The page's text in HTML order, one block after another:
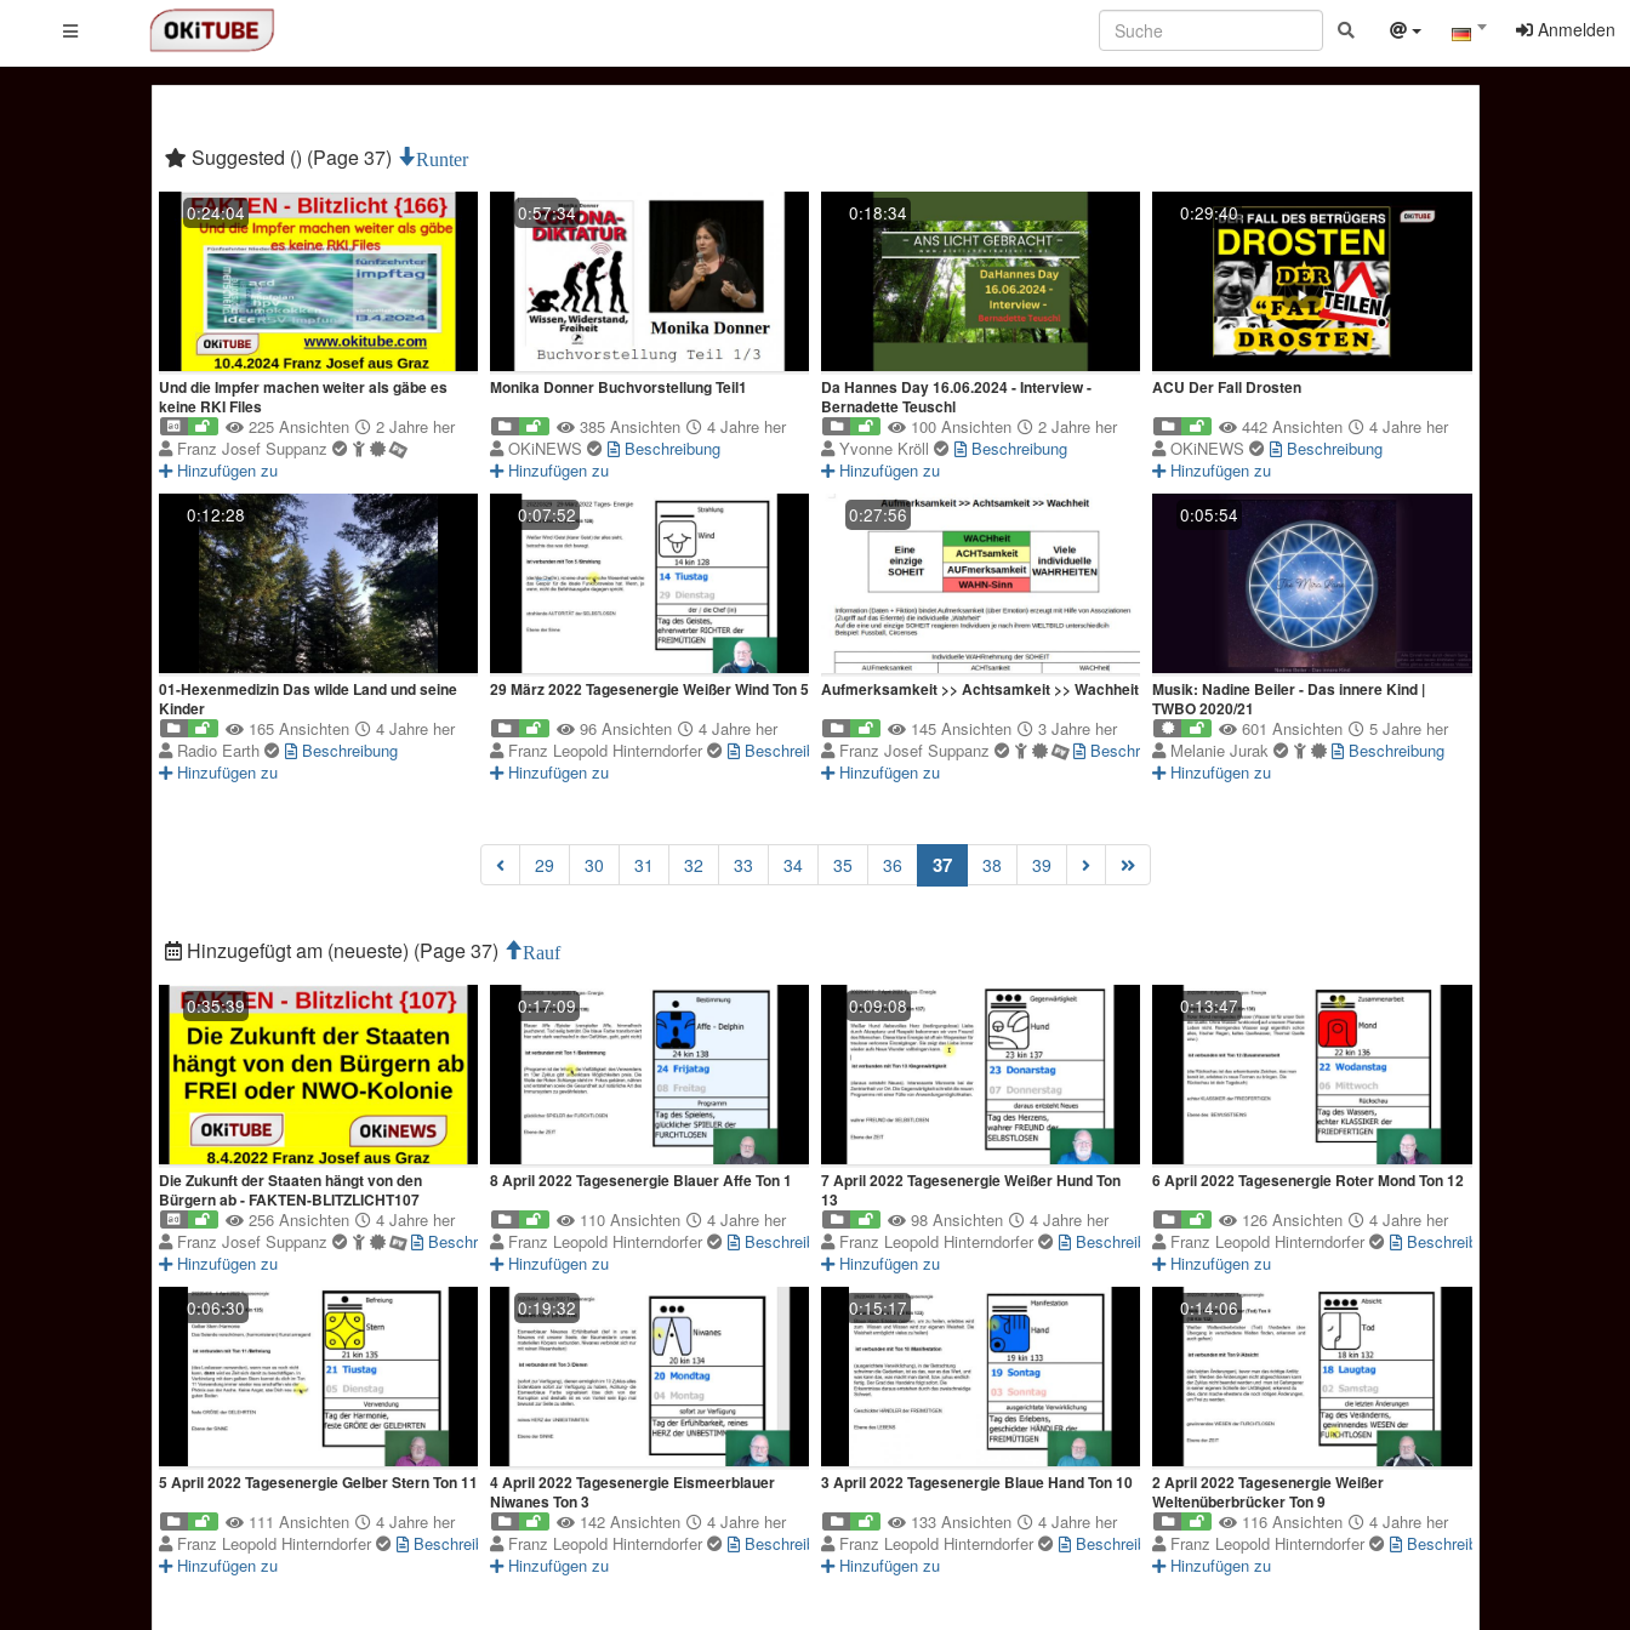
Anmelden
Suggested () (Page 37) Runter
0:24:04
Und die Impfer machen weiter als gäbe es
keine RKI Files
225 Ansichten
2 Jahre her
Franz Josef Suppanz
Hinzufügen zu
0:57:34
Monika Donner Buchvorstellung Teil1
385 Ansichten
4 Jahre her
OKiNEWS
Beschreibung
Hinzufügen zu
0:18:34
Da Hannes Day 16.06.2024 - Interview -
Bernadette Teuschl
100 Ansichten
2 Jahre her
Yvonne Kröll
Beschreibung
Hinzufügen zu
0:29:40
ACU Der Fall Drosten
442 Ansichten
4 Jahre her
OKiNEWS
Beschreibung
Hinzufügen zu
0:12:28
01-Hexenmedizin Das wilde Land und seine
Kinder
165 Ansichten
4 Jahre her
Radio Earth
Beschreibung
Hinzufügen zu
0:07:52
29 März 2022 Tagesenergie Weißer Wind Ton 5
96 Ansichten
4 Jahre her
Franz Leopold Hinterndorfer
Beschreibung
Hinzufügen zu
0:27:56
Aufmerksamkeit >> Achtsamkeit >> Wachheit
145 Ansichten
3 Jahre her
Franz Josef Suppanz
Beschreibung
Hinzufügen zu
0:05:54
Musik: Nadine Beiler - Das innere Kind |
TWBO 2020/21
601 Ansichten
5 Jahre her
Melanie Jurak
Beschreibung
Hinzufügen zu
29 30 31 32 33 34 35 36 37(current)
38 39
Hinzugefügt am (neueste) (Page 37) Rauf
0:35:39
Die Zukunft der Staaten hängt von den
Bürgern ab - FAKTEN-BLITZLICHT107
256 Ansichten
4 Jahre her
Franz Josef Suppanz
Beschreibung
Hinzufügen zu
0:17:09
8 April 2022 Tagesenergie Blauer Affe Ton 1
110 Ansichten
4 Jahre her
Franz Leopold Hinterndorfer
Beschreibung
Hinzufügen zu
0:09:08
7 April 2022 Tagesenergie Weißer Hund Ton
13
98 Ansichten
4 Jahre her
Franz Leopold Hinterndorfer
Beschreibung
Hinzufügen zu
0:13:47
6 April 2022 Tagesenergie Roter Mond Ton 12
126 Ansichten
4 Jahre her
Franz Leopold Hinterndorfer
Beschreibung
Hinzufügen zu
0:06:30
5 April 2022 Tagesenergie Gelber Stern Ton 11
111 Ansichten
4 Jahre her
Franz Leopold Hinterndorfer
Beschreibung
Hinzufügen zu
0:19:32
4 April 2022 Tagesenergie Eismeerblauer
Niwanes Ton 3
142 Ansichten
4 Jahre her
Franz Leopold Hinterndorfer
Beschreibung
Hinzufügen zu
0:15:17
3 April 2022 Tagesenergie Blaue Hand Ton 10
133 Ansichten
4 Jahre her
Franz Leopold Hinterndorfer
Beschreibung
Hinzufügen zu
0:14:06
2 April 2022 Tagesenergie Weißer
Weltenüberbrücker Ton 9
116 Ansichten
4 Jahre her
Franz Leopold Hinterndorfer
Beschreibung
Hinzufügen zu